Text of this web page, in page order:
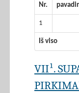
Nr.
1
Iš viso
VII¹.